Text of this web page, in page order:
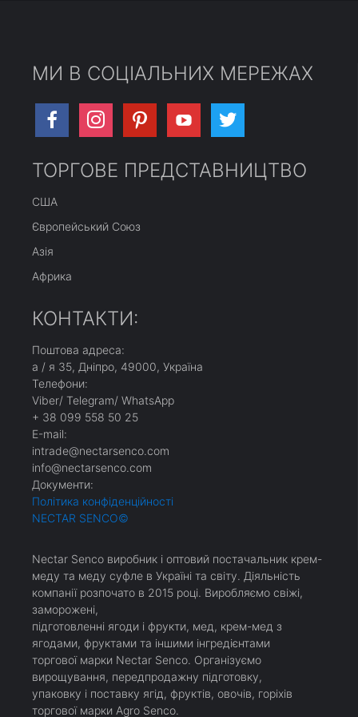
МИ В СОЦІАЛЬНИХ МЕРЕЖАХ
ТОРГОВЕ ПРЕДСТАВНИЦТВО
США
Європейський Союз
Азія
Африка
КОНТАКТИ:
Поштова адреса:
а / я 35, Дніпро, 49000, Україна
Телефони:
Viber/ Telegram/ WhatsApp
+ 38 099 558 50 25
Е-mail:
intrade@nectarsenco.com
info@nectarsenco.com
Документи:
Політика конфіденційності
NECTAR SENCO©
Nectar Senco виробник і оптовий постачальник крем-
меду та меду суфле в Україні та світу. Діяльність
компанії розпочато в 2015 році. Виробляємо свіжі,
заморожені,
пiдготовленнi ягоди і фрукти, мед, крем-мед з
ягодами, фруктами та іншими інгредієнтами
торгової марки Nectar Senco. Організуємо
вирощування, передпродажну підготовку,
упаковку і поставку ягід, фруктів, овочів, горіхів
торгової марки Agro Senco.